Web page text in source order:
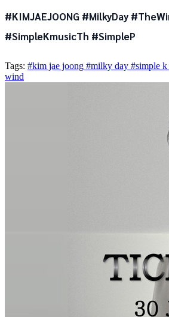
#KIMJAEJOONG #MilkyDay
#SimpleKmusicTh #SimpleP
Tags: #kim jae joong #milky day #simple k
wind